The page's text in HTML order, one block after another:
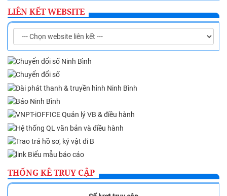
quan, tổ chức đối với văn bản điện tử trên Hệ thống Quản lý
văn bản và điều hành VNPT-iOffice theo quy định tại Nghị định
số 30/2020/NĐ-CP
Ban hành: 22/08/2022
trữ lịch sử tỉnh Ninh Bình
Ban hành: 05/10/2022
Ban hành Danh mục dịch vụ sự nghiệp công sử dụng ngân
sách nhà nước thuộc lĩnh vực Nội vụ trên địa bàn tỉnh Ninh
Ban hành: 27/10/2022
Về việc phê duyệt Danh mục tài liệu nộp lưu vào Lưu trữ lịch
sử tỉnh Ninh Bình
Ban hành: 09/05/2023
Phê duyệt Quy hoạch ngành Văn thư, Lưu trữ trên địa bàn
tỉnh Ninh Bình đến năm 2020, tầm nhìn đến năm 2030
LIÊN KẾT WEBSITE
THỐNG KÊ TRUY CẬP